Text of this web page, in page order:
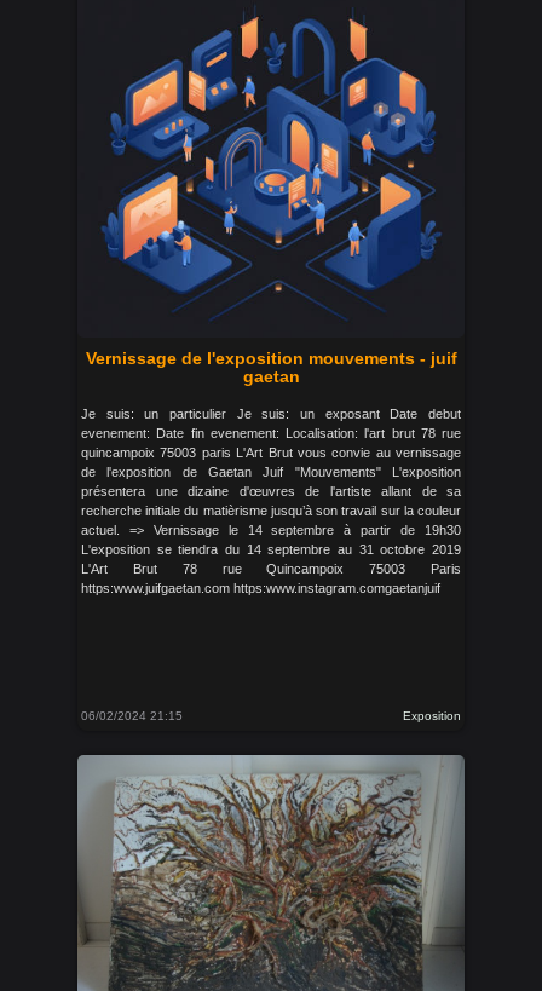
Vernissage de l'exposition mouvements - juif
gaetan
Je suis: un particulier Je suis: un exposant Date debut
evenement: Date fin evenement: Localisation: l'art brut 78 rue
quincampoix 75003 paris L'Art Brut vous convie au vernissage
de l'exposition de Gaetan Juif "Mouvements" L'exposition
présentera une dizaine d'œuvres de l'artiste allant de sa
recherche initiale du matièrisme jusqu’à son travail sur la couleur
actuel. => Vernissage le 14 septembre à partir de 19h30
L'exposition se tiendra du 14 septembre au 31 octobre 2019
L'Art Brut 78 rue Quincampoix 75003 Paris
https:www.juifgaetan.com https:www.instagram.comgaetanjuif
06/02/2024 21:15 Exposition